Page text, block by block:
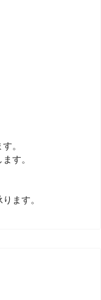
。
す。
ます。